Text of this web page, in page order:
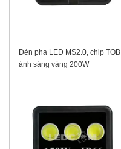
Đèn pha LED MS2.0, chip TOB,
ánh sáng vàng 200W